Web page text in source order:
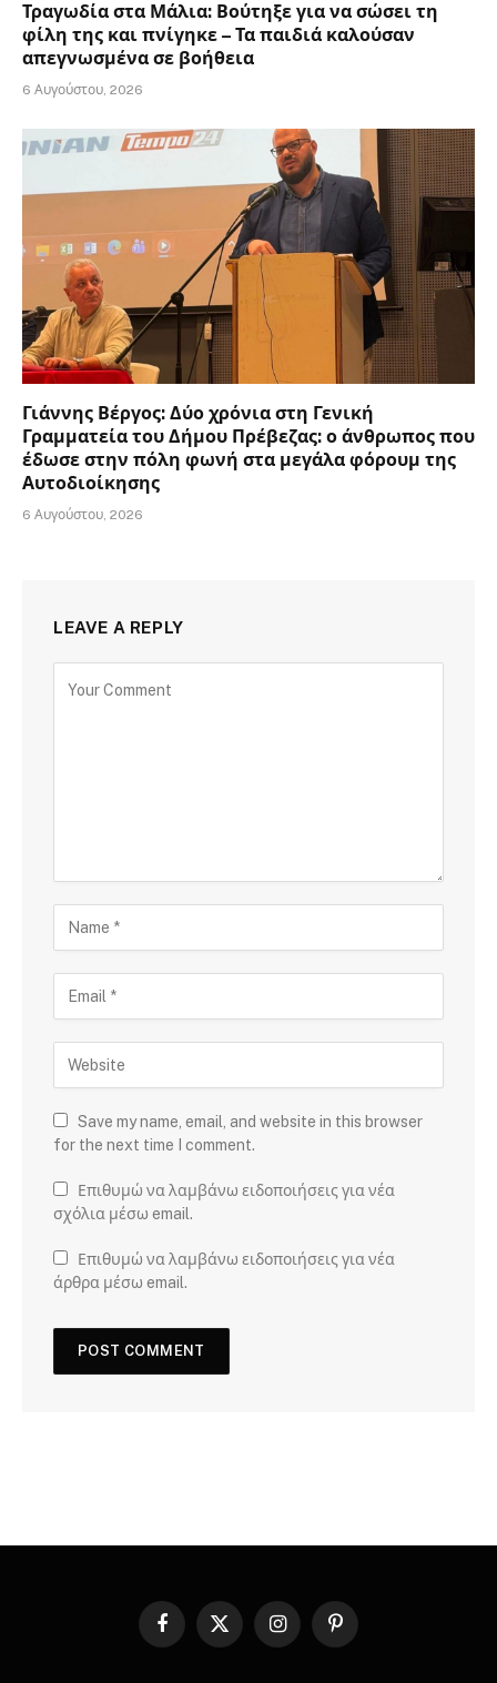
Τραγωδία στα Μάλια: Βούτηξε για να σώσει τη
φίλη της και πνίγηκε – Τα παιδιά καλούσαν
απεγνωσμένα σε βοήθεια
6 Αυγούστου, 2026
Γιάννης Βέργος: Δύο χρόνια στη Γενική
Γραμματεία του Δήμου Πρέβεζας: ο άνθρωπος που
έδωσε στην πόλη φωνή στα μεγάλα φόρουμ της
Αυτοδιοίκησης
6 Αυγούστου, 2026
LEAVE A REPLY
Save my name, email, and website in this browser
for the next time I comment.
Επιθυμώ να λαμβάνω ειδοποιήσεις για νέα
σχόλια μέσω email.
Επιθυμώ να λαμβάνω ειδοποιήσεις για νέα
άρθρα μέσω email.
Facebook
X
InstagramPinterest